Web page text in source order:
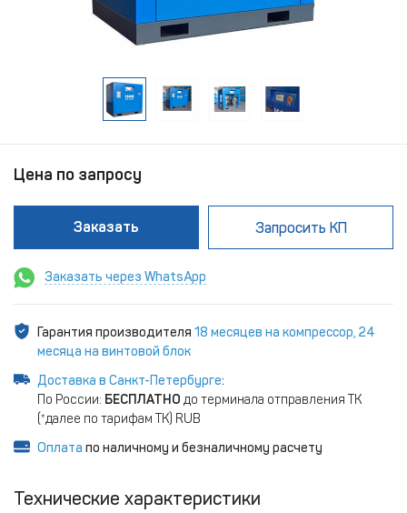
Цена по запросу
Заказать Запросить КП
Заказать через WhatsApp
Гарантия производителя 18 месяцев на компрессор, 24
месяца на винтовой блок
Доставка в Санкт-Петербурге:
По России: БЕСПЛАТНО до терминала отправления ТК
(*далее по тарифам ТК) RUB
Оплата по наличному и безналичному расчету
Технические характеристики